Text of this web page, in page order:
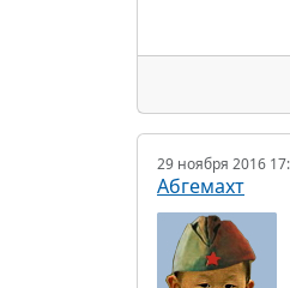
29 ноября 2016
Абгемахт